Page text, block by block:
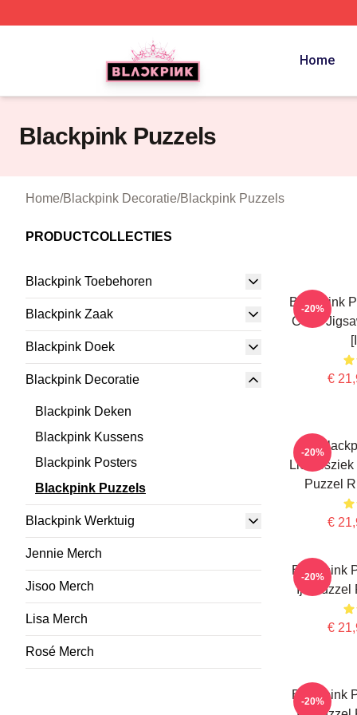
Home
Blackpink Puzzels
Home/Blackpink Decoratie/Blackpink Puzzels
PRODUCTCOLLECTIES
Blackpink Toebehoren
Blackpink Zaak
Blackpink Doek
Blackpink Decoratie
Blackpink Deken
Blackpink Kussens
Blackpink Posters
Blackpink Puzzels
Blackpink Werktuig
Jennie Merch
Jisoo Merch
Lisa Merch
Rosé Merch
Blackpink
Cube
€
-20%
Puzzel
€
-20%
Blackpink
Ijs Puzzel
€
-20%
Blackpink
-20%